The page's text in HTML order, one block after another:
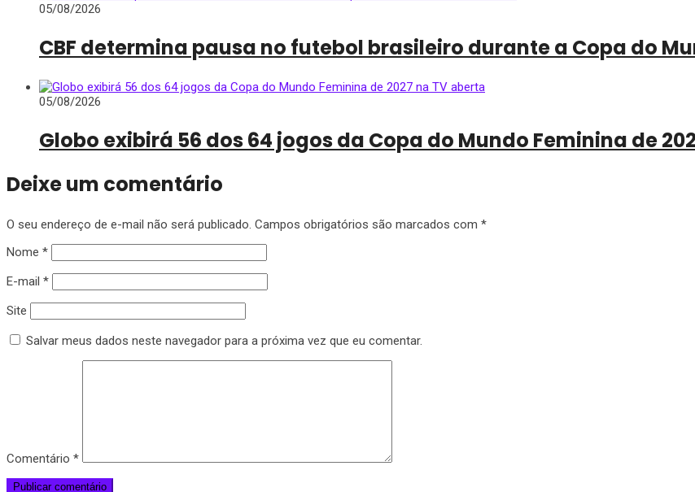
05/08/2026
CBF determina pausa no futebol brasileiro durante a Copa do
05/08/2026
Globo exibirá 56 dos 64 jogos da Copa do Mundo Feminina de
Deixe um comentário
O seu endereço de e-mail não será publicado. Campos obrigatórios são marcados com *
Nome *
E-mail *
Site
Salvar meus dados neste navegador para a próxima vez que eu comentar.
Comentário *